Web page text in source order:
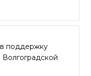
поддержку